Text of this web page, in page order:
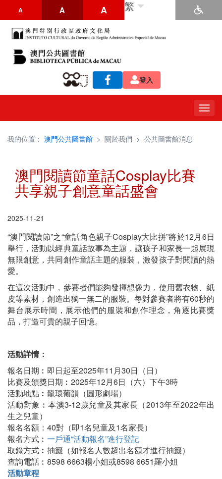
A A A 繁
登入
我的位置： 澳門公共圖書館 > 關於我們 > 公共圖書館消息
澳門閱讀節童話Cosplay比賽
共享親子創意童話盛會
2025-11-21
“澳門閱讀節”之“童話角色親子Cosplay大比拼”將於12月6日
舉行，活動以經典童話故事為主題，讓孩子和家長一起展現
無限創意，共同創作童話主題的服裝，激發孩子對閱讀的熱
愛。
在這次活動中，參賽者們能夠發揮想像力，使用舊衣物、紙
皮等素材，創造出獨一無二的服裝。每對參賽者將有60秒的
舞台展示時間，展示他們的服裝和創作理念，角逐比賽獎
品，打造可貴的親子回憶。
活動詳情：
報名日期︰即日起至2025年11月30日（日）
比賽及頒獎日期︰2025年12月6日（六）下午3時
活動地點︰龍環葡韻（圓形劇場）
活動對象︰本澳3-12歲兒童及其家長（2013年至2022年出
生之兒童）
報名名額：40對（即1名兒童及1名家長）
報名方式︰ 一戶通“活動報名”進行登記
取錄方式︰抽籤（如報名人數超出名額才進行抽籤）
查詢電話︰8598 6663楊小姐或8598 6651羅小姐
活動章程